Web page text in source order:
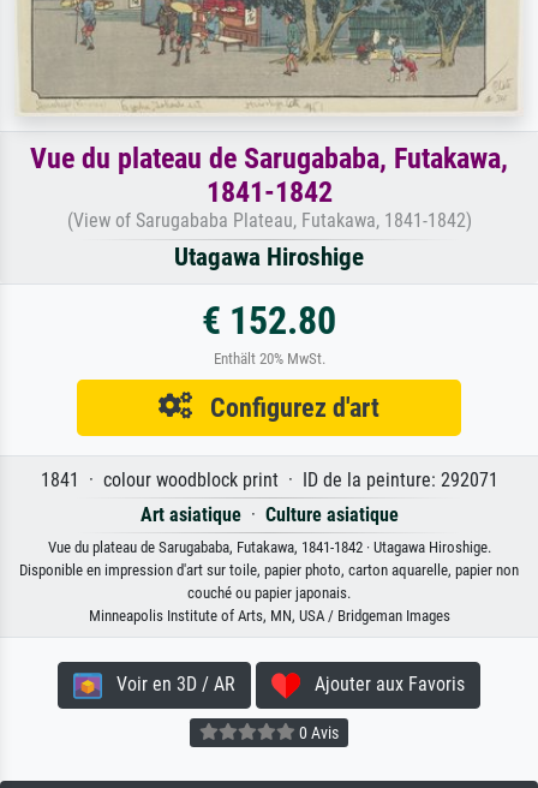
Vue du plateau de Sarugababa, Futakawa,
1841-1842
(View of Sarugababa Plateau, Futakawa, 1841-1842)
Utagawa Hiroshige
€ 152.80
Enthält 20% MwSt.
Configurez d'art
1841 · colour woodblock print · ID de la peinture: 292071
Art asiatique· Culture asiatique
Vue du plateau de Sarugababa, Futakawa, 1841-1842 · Utagawa Hiroshige.
Disponible en impression d'art sur toile, papier photo, carton aquarelle, papier non
couché ou papier japonais.
Minneapolis Institute of Arts, MN, USA / Bridgeman Images
Voir en 3D / AR Ajouter aux Favoris
0 Avis